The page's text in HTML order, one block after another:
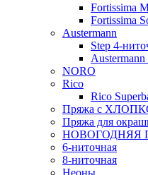
Fortissima
Fortissima
Austermann
Step 4-
NORO
Rico
Rico
Пряжа с
Пряжа для
НОВОГОДНЯЯ
6-ниточная
8-ниточная
Неоны